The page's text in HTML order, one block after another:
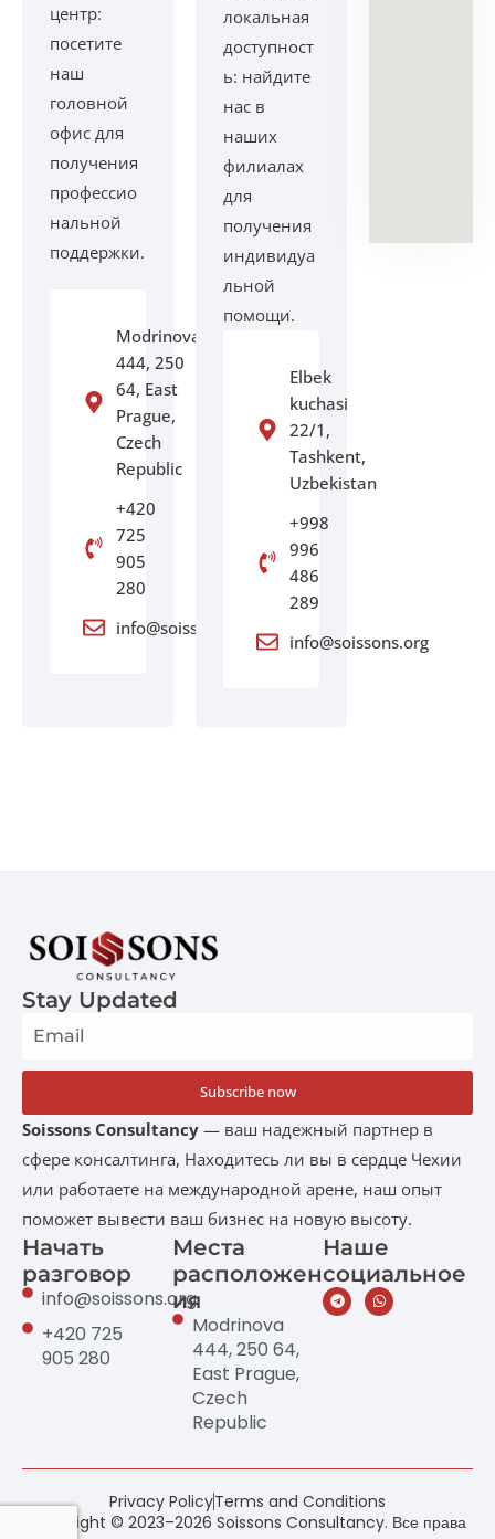
центр:
посетите
наш
головной
офис для
получения
профессио
нальной
поддержки.
Modrinova
444, 250
64, East
Prague,
Czech
Republic
+420
725
905
280
info@soissons.org
локальная
доступност
ь: найдите
нас в
наших
филиалах
для
получения
индивидуа
льной
помощи.
Elbek
kuchasi
22/1,
Tashkent,
Uzbekistan
+998
996
486
289
info@soissons.org
Stay Updated
Subscribe now
Soissons Consultancy — ваш надежный партнер в
сфере консалтинга, Находитесь ли вы в сердце Чехии
или работаете на международной арене, наш опыт
поможет вывести ваш бизнес на новую высоту.
Начать
разговор
info@soissons.org
+420 725
905 280
Места
расположен
ия
Modrinova
444, 250 64,
East Prague,
Czech
Republic
Наше
социальное
Copyright © 2023–2026 Soissons Consultancy. Все права
Privacy PolicyTerms and Conditions